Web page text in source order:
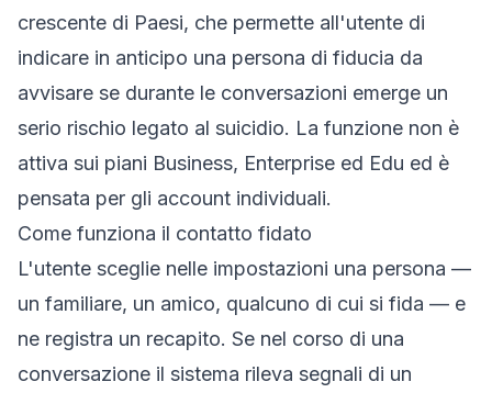
crescente di Paesi, che permette all'utente di
indicare in anticipo una persona di fiducia da
avvisare se durante le conversazioni emerge un
serio rischio legato al suicidio. La funzione non è
attiva sui piani Business, Enterprise ed Edu ed è
pensata per gli account individuali.
Come funziona il contatto fidato
L'utente sceglie nelle impostazioni una persona —
un familiare, un amico, qualcuno di cui si fida — e
ne registra un recapito. Se nel corso di una
conversazione il sistema rileva segnali di un